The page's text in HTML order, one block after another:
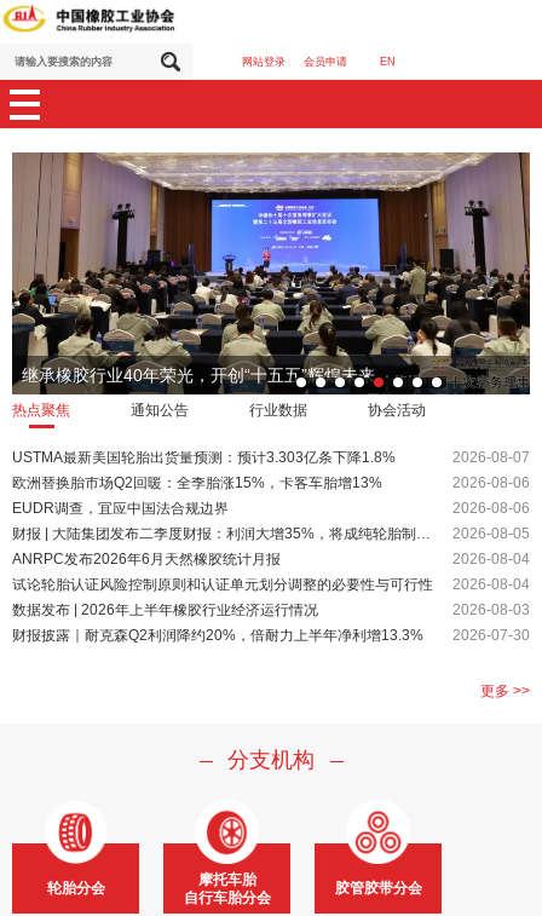
网站登录 会员申请 EN
继承橡胶行业40年荣光，开创“十五五”辉煌未来
热点聚焦 通知公告 行业数据 协会活动
USTMA最新美国轮胎出货量预测：预计3.303亿条下降1.8%
2026-08-07
欧洲替换胎市场Q2回暖：全季胎涨15%，卡客车胎增13%
2026-08-06
EUDR调查，宜应中国法合规边界
2026-08-06
2026-08-05
ANRPC发布2026年6月天然橡胶统计月报
2026-08-04
试论轮胎认证风险控制原则和认证单元划分调整的必要性与可行性
2026-08-04
数据发布 | 2026年上半年橡胶行业经济运行情况
2026-08-03
财报披露｜耐克森Q2利润降约20%，倍耐力上半年净利增13.3%
2026-07-30
更多 >>
分支机构
轮胎分会
摩托车胎
自行车胎分会
胶管胶带分会